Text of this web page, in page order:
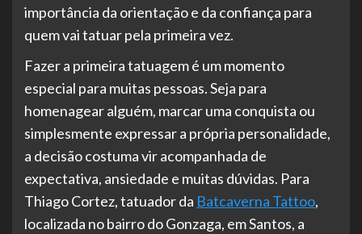
importância da orientação e da confiança para
quem vai tatuar pela primeira vez.
Fazer a primeira tatuagem é um momento
especial para muitas pessoas. Seja para
homenagear alguém, marcar uma conquista ou
simplesmente expressar a própria personalidade,
a decisão costuma vir acompanhada de
expectativa, ansiedade e muitas dúvidas. Para
Thiago Cortez, tatuador da Batcaverna Tattoo,
localizada no bairro do Gonzaga, em Santos, a